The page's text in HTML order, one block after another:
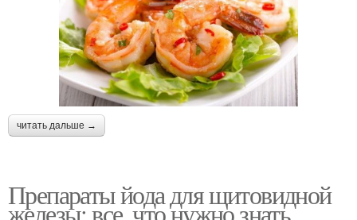
читать дальше →
Препараты йода для щитовидной